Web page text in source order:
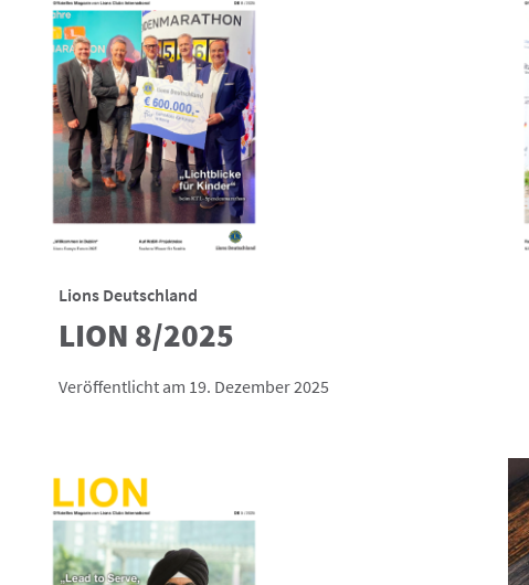
Lions Deutschland
LION 8/2025
Veröffentlicht am 19. Dezember 2025